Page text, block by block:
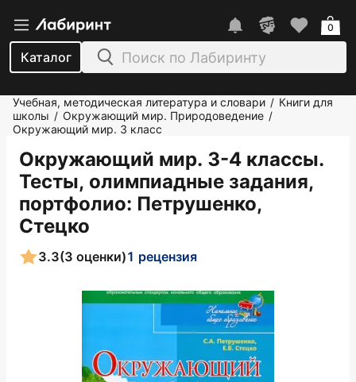
Каталог
0
Учебная, методическая литература и словари / Книги для
школы / Окружающий мир. Природоведение /
Окружающий мир. 3 класс
Окружающий мир. 3-4 классы.
Тесты, олимпиадные задания,
портфолио: Петрушенко,
Стецко
3.3(3 оценки)1 рецензия